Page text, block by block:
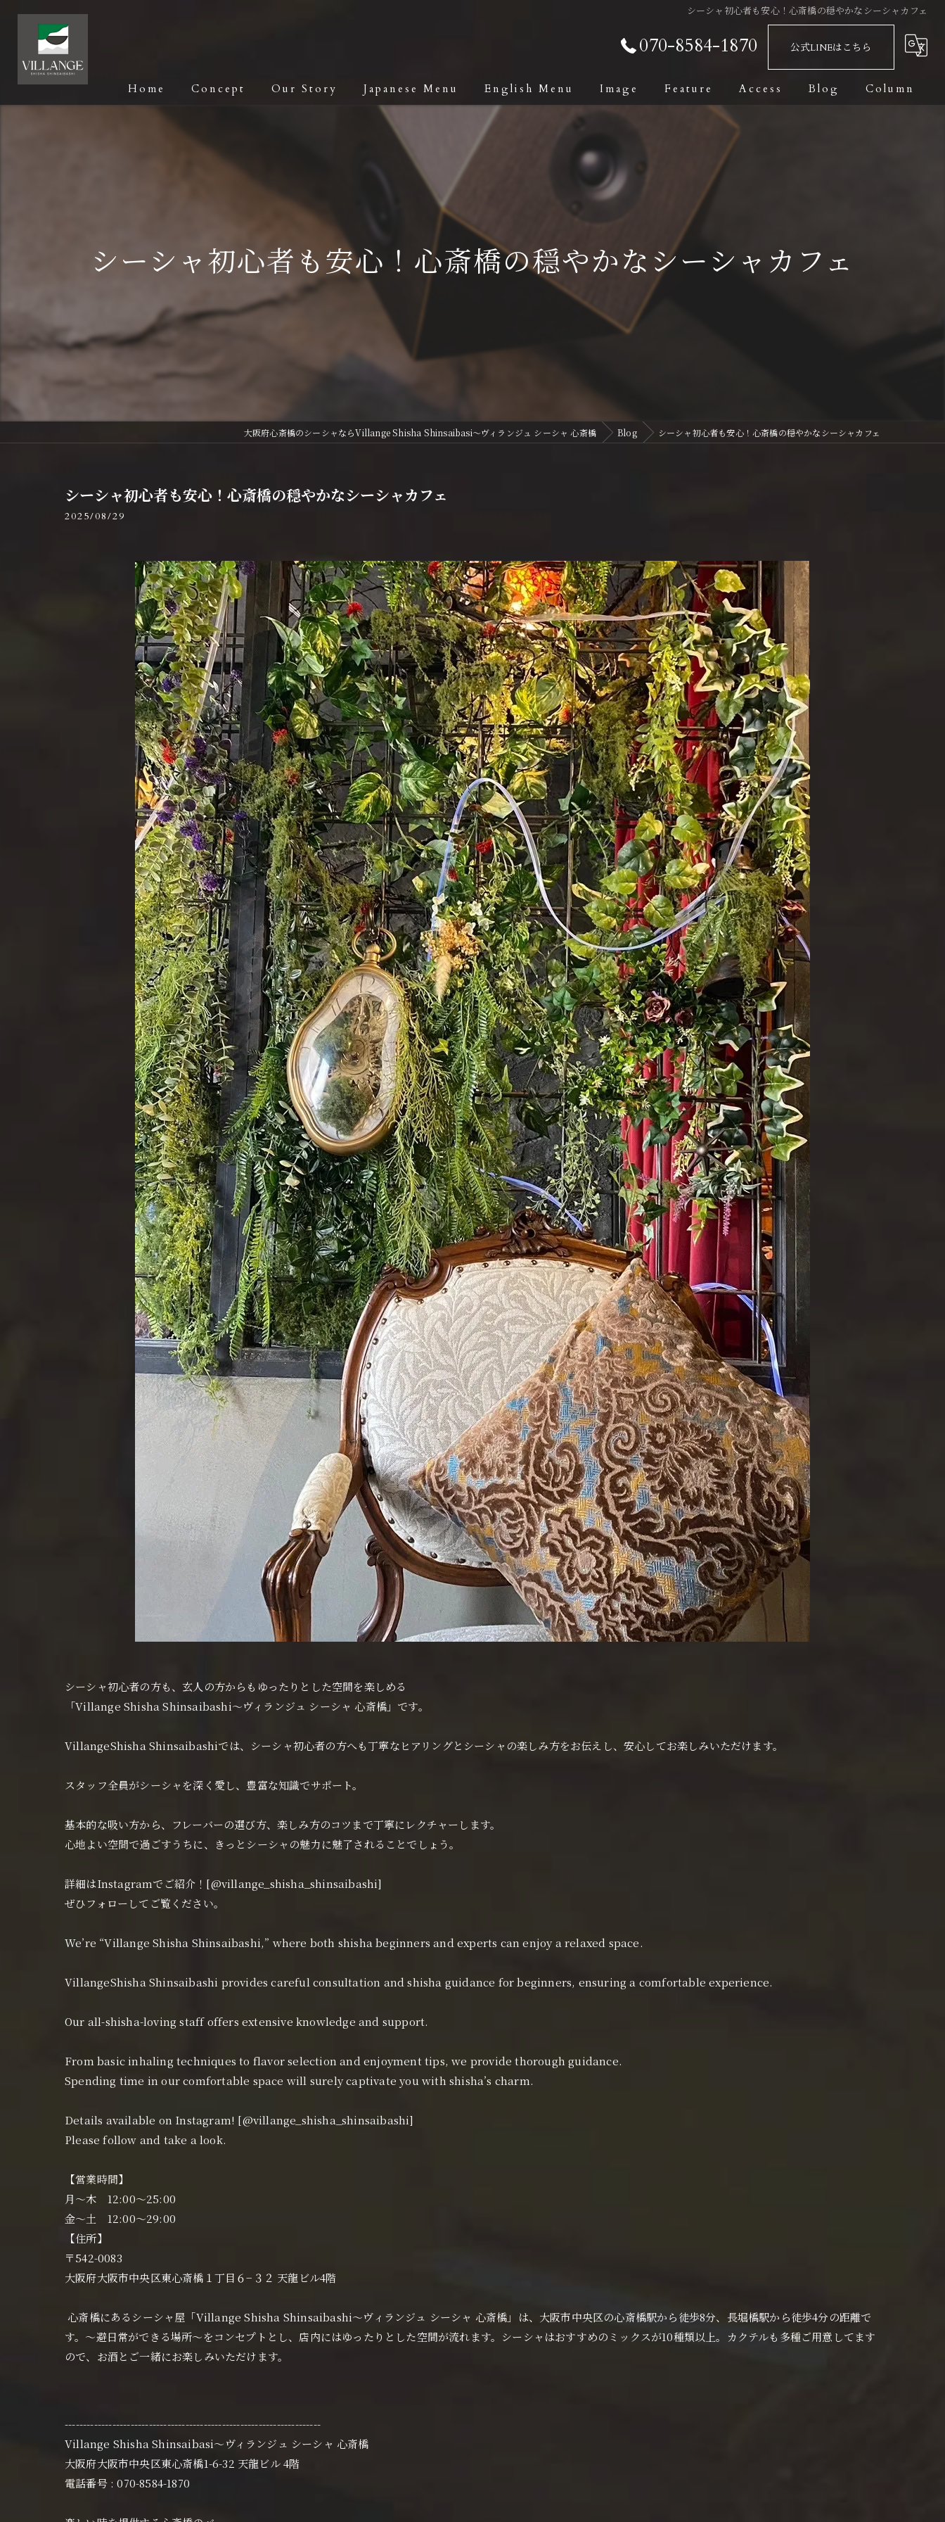
シーシャ初心者も安心！心斎橋の穏やかなシーシャカフェ
070-8584-1870 公式LINEはこちら
Home Concept Our Story Japanese Menu English Menu Image Feature
Private Room
Dark Leaf
Access Blog Column
シーシャ初心者も安心！心斎橋の穏やかなシーシャカフェ
大阪府心斎橋のシーシャならVillange Shisha Shinsaibasi〜ヴィランジュ シーシャ 心斎橋 Blog シーシャ初心者も安心！心斎橋の穏やかなシーシャカフェ
シーシャ初心者も安心！心斎橋の穏やかなシーシャカフェ
2025/08/29
シーシャ初心者の方も、玄人の方からもゆったりとした空間を楽しめる
「Villange Shisha Shinsaibashi〜ヴィランジュ シーシャ 心斎橋」です。
VillangeShisha Shinsaibashiでは、シーシャ初心者の方へも丁寧なヒアリングとシーシャの楽しみ方をお伝えし、安心してお楽しみいただけます。
スタッフ全員がシーシャを深く愛し、豊富な知識でサポート。
基本的な吸い方から、フレーバーの選び方、楽しみ方のコツまで丁寧にレクチャーします。
心地よい空間で過ごすうちに、きっとシーシャの魅力に魅了されることでしょう。
詳細はInstagramでご紹介！[@villange_shisha_shinsaibashi]
ぜひフォローしてご覧ください。
We’re “Villange Shisha Shinsaibashi,” where both shisha beginners and experts can enjoy a relaxed space.
VillangeShisha Shinsaibashi provides careful consultation and shisha guidance for beginners, ensuring a comfortable experience.
Our all-shisha-loving staff offers extensive knowledge and support.
From basic inhaling techniques to flavor selection and enjoyment tips, we provide thorough guidance.
Spending time in our comfortable space will surely captivate you with shisha’s charm.
Details available on Instagram! [@villange_shisha_shinsaibashi]
Please follow and take a look.
【営業時間】
月〜木 12:00〜25:00
金〜土 12:00〜29:00
【住所】
〒542-0083
大阪府大阪市中央区東心斎橋１丁目６−３２ 天龍ビル4階
心斎橋にあるシーシャ屋「Villange Shisha Shinsaibashi〜ヴィランジュ シーシャ 心斎橋」は、大阪市中央区の心斎橋駅から徒歩8分、長堀橋駅から徒歩4分の距離で
す。〜避日常ができる場所〜をコンセプトとし、店内にはゆったりとした空間が流れます。シーシャはおすすめのミックスが10種類以上。カクテルも多種ご用意してます
ので、お酒とご一緒にお楽しみいただけます。
----------------------------------------------------------------------
Villange Shisha Shinsaibasi〜ヴィランジュ シーシャ 心斎橋
大阪府大阪市中央区東心斎橋1-6-32 天龍ビル 4階
電話番号 : 070-8584-1870